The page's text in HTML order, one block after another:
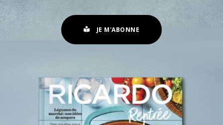
JE M'ABONNE